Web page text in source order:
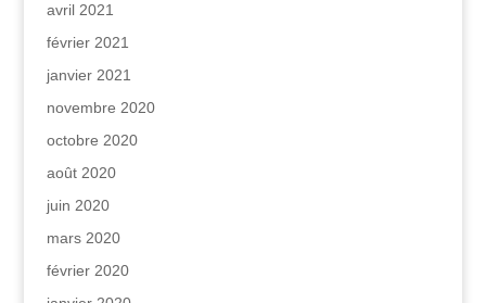
avril 2021
février 2021
janvier 2021
novembre 2020
octobre 2020
août 2020
juin 2020
mars 2020
février 2020